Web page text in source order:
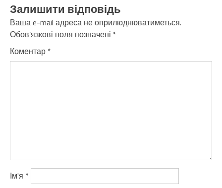
Залишити відповідь
Ваша e-mail адреса не оприлюднюватиметься.
Обов’язкові поля позначені *
Коментар *
Ім'я *